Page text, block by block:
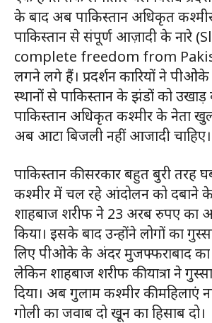
के बाद अब पाकिस्तान अधिकृत
पाकिस्तान से संपूर्ण आज़ादी के नारे
complete freedom from
लगने लगे हैं। प्रदर्शन कारियों ने
स्थानों से पाकिस्तान के झंडों को
पाकिस्तान अधिकृत कश्मीर के नेता
अब आटा बिजली नहीं आजादी चाहिए।
पाकिस्तान की सरकार बहुत बुरी तरह
कश्मीर में चल रहे आंदोलन को दबाने
शाहबाज शरीफ ने 23 अरब रुपए का
किया। इसके बाद उन्होंने लोगों का
लिए पीओके के अंदर मुजफ्फराबाद का
लेकिन शाहबाज शरीफ की यात्रा ने
दिया। अब गुलाम कश्मीर की महिलाएं
गोली का जवाब दो खून का हिसाब दो।